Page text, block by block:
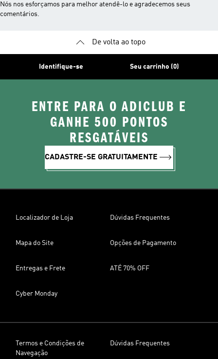
Nós nos esforçamos para melhor atendê-lo e agradecemos seus
comentários.
De volta ao topo
Identifique-se Seu carrinho (0)
ENTRE PARA O ADICLUB E
GANHE 500 PONTOS
RESGATÁVEIS
CADASTRE-SE GRATUITAMENTE
Localizador de Loja Dúvidas Frequentes
Mapa do Site Opções de Pagamento
Entregas e Frete ATÉ 70% OFF
Cyber Monday
Termos e Condições de
Navegação
Dúvidas Frequentes